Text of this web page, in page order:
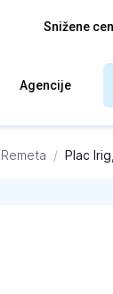
Snižene
Agencije
/ Plac